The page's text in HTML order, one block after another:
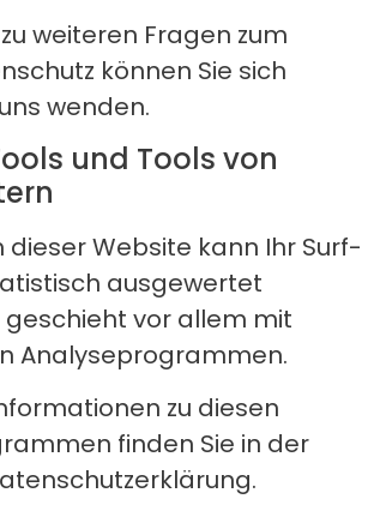
weiteren Fragen zum
können Sie sich
wenden.
und Tools von
dieser Website kann Ihr Surf-
ausgewertet
geschieht vor allem mit
Analyseprogrammen.
zu diesen
finden Sie in der